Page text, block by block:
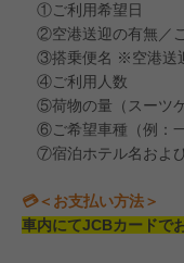
①ご利用希望日
②空港送迎の有無／
③搭乗便名 ※空港送
④ご利用人数
⑤荷物の量（スーツケ
⑥ご希望車種（例：一
⑦宿泊ホテル名およ
💳＜お支払い方法＞
車内にてJCBカードで